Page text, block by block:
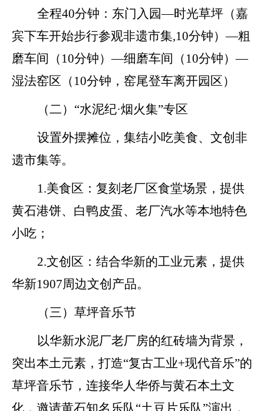
全程40分钟： 东门入园—时光草坪（嘉
宾下车开始步行参观非遗市集,10分钟）—粗
磨车间（ 10分钟）—细磨车间（ 10分钟）—
湿法窑区（ 10分钟， 窑尾登车离开园区）
（二） “水泥纪·烟火集”专区
设置外摆摊位， 集结小吃美食、 文创 非
遗市集等。
1.美食区：复刻老厂区食堂场景，提供
黄石港饼、白鸭皮蛋、老厂汽水等本地特色
小吃；
2.文创区：结合华新的工业元素，提供
华新1907周边文创产品。
（三）草坪音乐节
以华新水泥厂老厂房的红砖墙为背景，
突出本土元素 ， 打造“复古工业+现代音乐”的
草坪音乐节，连接华人华侨与黄石本土文
化，邀请黄石知名乐队“土豆片乐队”演出，